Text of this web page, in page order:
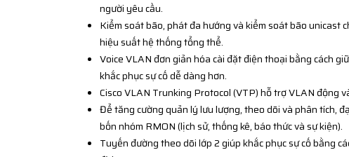
người yêu cầu.
Kiểm soát bão, phát đa hướng và kiểm soát bão unicast
hiệu suất hệ thống tổng thể.
Voice VLAN đơn giản hóa cài đặt điện thoại bằng cách
khắc phục sự cố dễ dàng hơn.
Cisco VLAN Trunking Protocol (VTP) hỗ trợ VLAN động
Để tăng cường quản lý lưu lượng, theo dõi và phân tích,
bốn nhóm RMON (lịch sử, thống kê, báo thức và sự kiện).
Tuyến đường theo dõi lớp 2 giúp khắc phục sự cố bằng